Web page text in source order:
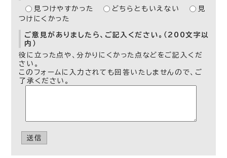
見つけやすかった
どちらともいえない
見
つけにくかった
ご意見がありましたら、ご記入ください。（200文字以
内）
役に立った点や、分かりにくかった点などをご記入くだ
さい。
このフォームに入力されても回答いたしませんので、ご
了承ください。
送信